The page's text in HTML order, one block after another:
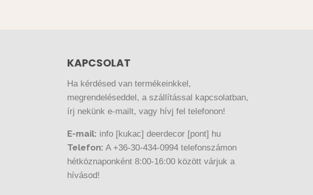
KAPCSOLAT
Ha kérdésed van termékeinkkel,
megrendeléseddel, a szállítással kapcsolatban,
írj nekünk e-mailt, vagy hívj fel telefonon!
E-mail: info [kukac] deerdecor [pont] hu
Telefon: A +36-30-434-0994 telefonszámon
hétköznaponként 8:00-16:00 között várjuk a
hívásod!